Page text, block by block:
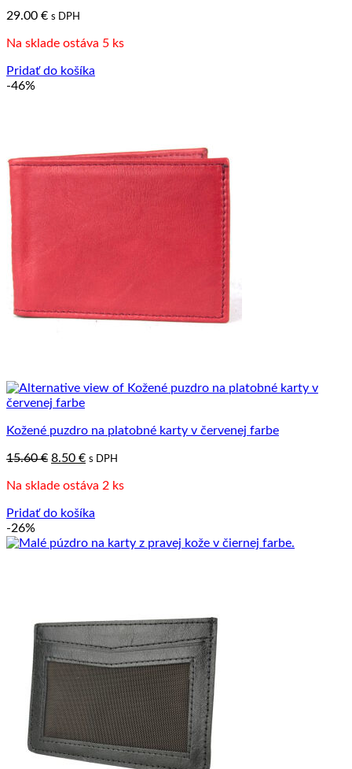
29.00 € s DPH
Na sklade ostáva 5 ks
Pridať do košíka
-46%
Kožené puzdro na platobné karty v červenej farbe
15.60€ Pôvodná
bola:
8.50 €Aktuálna
je:
s DPH
Na sklade ostáva 2 ks
Pridať do košíka
-26%